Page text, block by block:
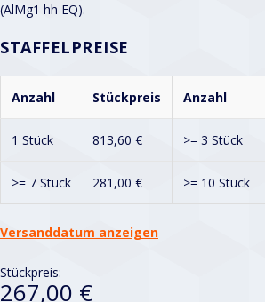
(AlMg1 hh EQ).
STAFFELPREISE
Anzahl Stückpreis Anzahl
1 Stück 813,60 € >= 3 Stück
>= 7 Stück 281,00 € >= 10 Stück
Versanddatum anzeigen
Stückpreis:
267,00 €